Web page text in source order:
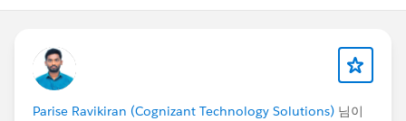
Parise Ravikiran (Cognizant Technology Solutions) 님이